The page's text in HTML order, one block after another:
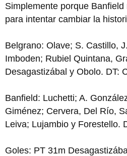
Simplemente porque
para intentar cambiar la
Belgrano: Olave; S. Castillo,
Imboden; Rubiel Quintana,
Desagastizábal y Obolo. DT:
Banfield: Luchetti; A.
Giménez; Cervera, Del Río,
Leiva; Lujambio y Forestello.
Goles: PT 31m